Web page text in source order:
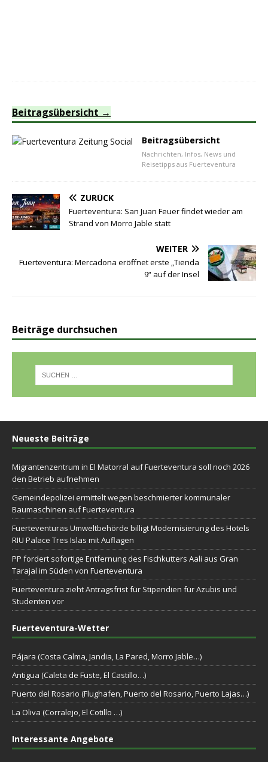
Beitragsübersicht
Beitragsübersicht
Nachrichten, Infos, News und
Reisetipps aus Fuerteventura
ZURÜCK
Fuerteventura: San Juan Feuer findet wieder am
Strand von Morro Jable statt
WEITER
Fuerteventura: Mercadona eröffnet erste „Tienda
9“ auf der Insel
Beiträge durchsuchen
Neueste Beiträge
Migrantenzentrum in El Matorral auf Fuerteventura soll noch 2026
den Betrieb aufnehmen
Gemeindepolizei ermittelt wegen beschmierter kommunaler
Baumaschinen auf Fuerteventura
Fuerteventuras Umweltbehörde billigt Modernisierung des Hotels
RIU Palace Tres Islas mit Auflagen
PP fordert sofortige Entfernung des Fischkutters Aali aus Gran
Tarajal im Süden von Fuerteventura
Fuerteventura zieht Antragsfrist für Stipendien für Azubis und
Studenten vor
Fuerteventura-Wetter
Pájara (Costa Calma, Jandia, La Pared, Morro Jable…)
Antigua (Caleta de Fuste, El Castillo…)
Puerto del Rosario (Flughafen, Puerto del Rosario, Puerto Lajas…)
La Oliva (Corralejo, El Cotillo …)
Interessante Angebote